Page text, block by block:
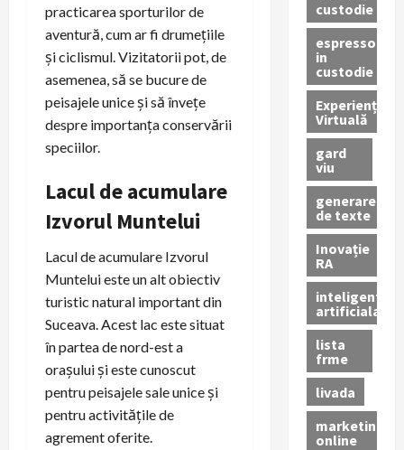
practicarea sporturilor de
aventură, cum ar fi drumețiile
și ciclismul. Vizitatorii pot, de
asemenea, să se bucure de
peisajele unice și să învețe
despre importanța conservării
speciilor.
Lacul de acumulare
Izvorul Muntelui
Lacul de acumulare Izvorul
Muntelui este un alt obiectiv
turistic natural important din
Suceava. Acest lac este situat
în partea de nord-est a
orașului și este cunoscut
pentru peisajele sale unice și
pentru activitățile de
agrement oferite.
custodie
espressor
in
custodie
Experiență
Virtuală
gard
viu
generare
de texte
Inovație
RA
inteligenta
artificiala
lista
frme
livada
marketing
online